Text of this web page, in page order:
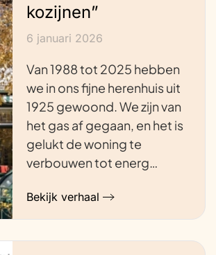
kozijnen”
6 januari 2026
Van 1988 tot 2025 hebben
we in ons fijne herenhuis uit
1925 gewoond. We zijn van
het gas af gegaan, en het is
gelukt de woning te
verbouwen tot energ…
Bekijk verhaal